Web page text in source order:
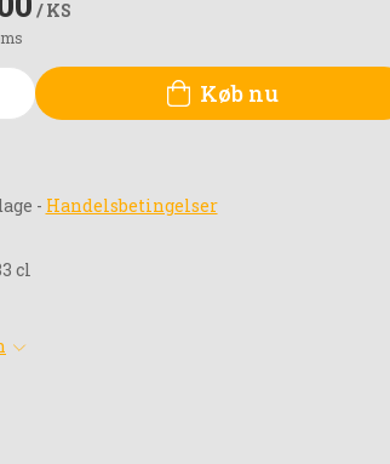
/ KS
Køb nu
- Handelsbetingelser
cl